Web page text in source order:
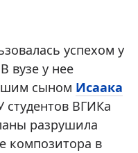
успехом у
вузе у нее
сыном Исаака
студентов ВГИКа
разрушила
композитора в